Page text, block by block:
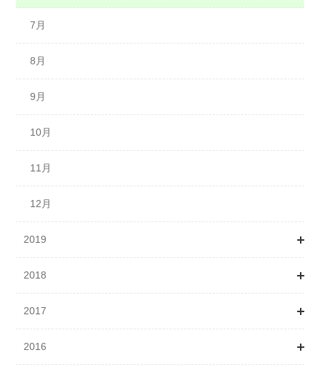
9月
10月
11月
12月
8月
9月
10月
11月
12月
7月
8月
9月
10月
11月
12月
2019
1月
2月
3月
2018
1月
2月
2017
1月
2016